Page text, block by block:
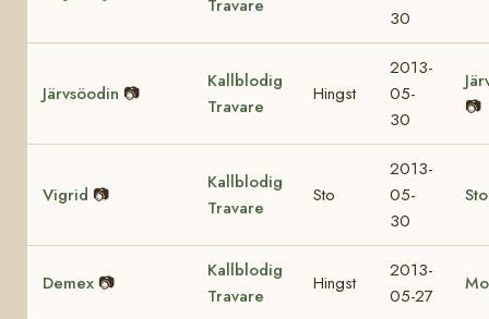
Travare
30
Järvsöodin 📷
Kallblodig
Travare
Hingst
2013-
05-
30
📷
Vigrid 📷
Kallblodig
Travare
Sto
2013-
05-
30
Demex 📷
Kallblodig
Travare
Hingst
2013-
05-27